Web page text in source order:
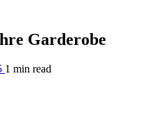
Garderobe
1 min read